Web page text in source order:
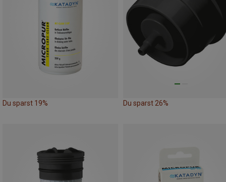
Du sparst 19% Du sparst 26%